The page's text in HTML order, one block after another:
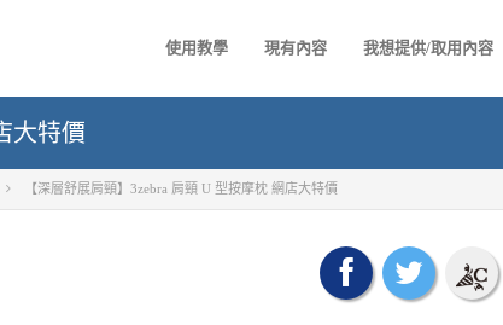
使用教學 現有內容 我想提供/取用內容
大特價
【深層舒展肩頸】3zebra 肩頸 U 型按摩枕 網店大特價